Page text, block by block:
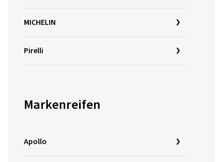
MICHELIN
Pirelli
Markenreifen
Apollo